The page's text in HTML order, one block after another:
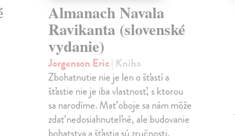
Almanach Navala
Ravikanta (slovenské
vydanie)
Jorgenson Eric| Kniha
Zbohatnutie nie je len o šťastí a
šťastie nie je iba vlastnosť, s ktorou
sa narodíme. Mať oboje sa nám môže
zdať nedosiahnuteľné, ale budovanie